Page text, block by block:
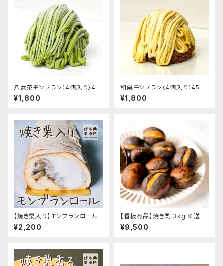
八女茶モンブラン（4個入り）45
0円/1個
¥1,800
和栗モンブラン（4個入り）450
円/1個
¥1,800
【焼き栗入り】モンブランロール
¥2,200
【看板商品】焼き栗 3kg ※送料
無料商品です
¥9,500